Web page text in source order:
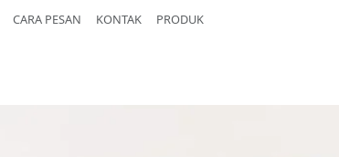
CARA PESAN KONTAK PRODUK